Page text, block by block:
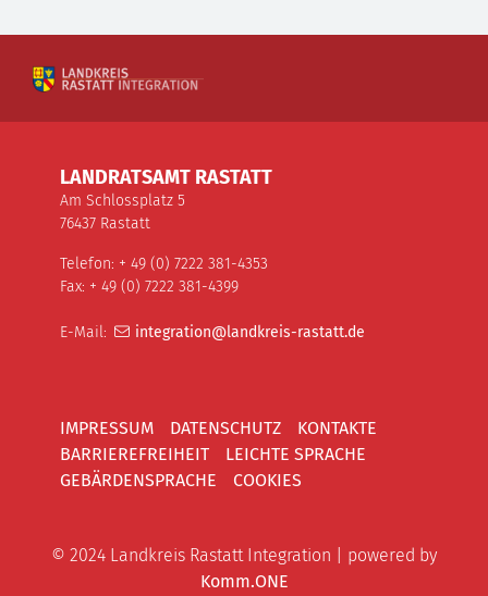
LANDRATSAMT RASTATT
Am Schlossplatz 5
76437 Rastatt
Telefon: + 49 (0) 7222 381-4353
Fax: + 49 (0) 7222 381-4399
E-Mail: integration@landkreis-rastatt.de
IMPRESSUM DATENSCHUTZ
KONTAKTE
BARRIEREFREIHEIT
LEICHTE SPRACHE
GEBÄRDENSPRACHE
COOKIES
© 2024 Landkreis Rastatt Integration | powered by
Komm.ONE